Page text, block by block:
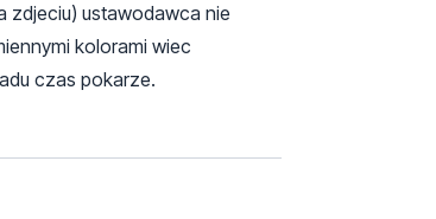
zdjeciu) ustawodawca nie
kolorami wiec
czas pokarze.